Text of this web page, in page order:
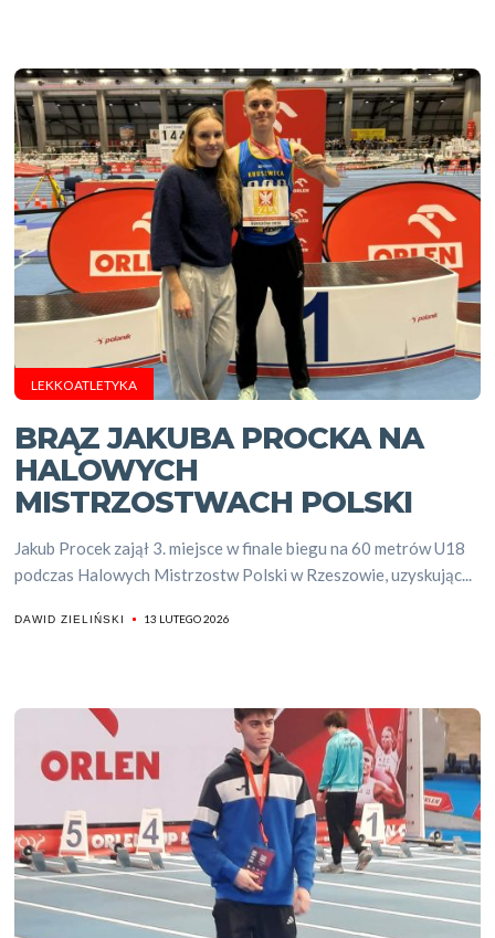
LEKKOATLETYKA
BRĄZ JAKUBA PROCKA NA
HALOWYCH
MISTRZOSTWACH POLSKI
Jakub Procek zajął 3. miejsce w finale biegu na 60 metrów U18
podczas Halowych Mistrzostw Polski w Rzeszowie, uzyskując...
DAWID ZIELIŃSKI 13 LUTEGO 2026